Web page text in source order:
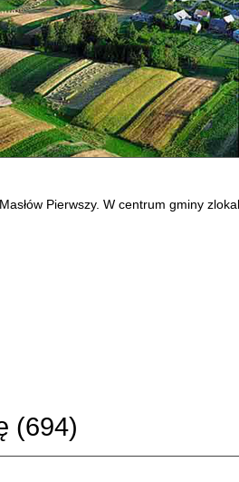
Pierwszy. W centrum gminy
(694)